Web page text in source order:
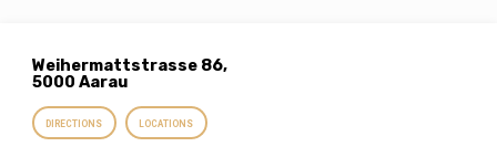
Weihermattstrasse 86,
5000 Aarau
DIRECTIONS LOCATIONS